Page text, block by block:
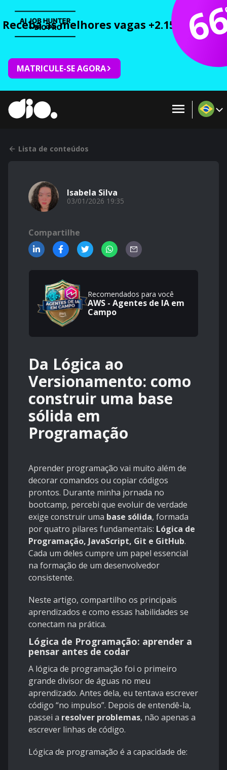
Receba as melhores vagas +2.150 cursos
MATRICULE-SE AGORA
Lista de conteúdos
Isabela Silva
03/01/2026 19:35
Compartilhe
Recomendados para você
AWS - Agentes de IA em
Campo
Da Lógica ao
Versionamento: como
construir uma base
sólida em
Programação
Aprender programação vai muito além de
decorar comandos ou copiar códigos
prontos. Durante minha jornada no
bootcamp, percebi que evoluir de verdade
exige construir uma base sólida, formada
por quatro pilares fundamentais: Lógica de
Programação, JavaScript, Git e GitHub.
Cada um deles cumpre um papel essencial
na formação de um desenvolvedor
consistente.
Neste artigo, compartilho os principais
aprendizados e como essas habilidades se
conectam na prática.
Lógica de Programação: aprender a
pensar antes de codar
A lógica de programação foi o primeiro
grande divisor de águas no meu
aprendizado. Antes dela, eu tentava escrever
código “no impulso”. Depois de entendê-la,
passei a resolver problemas, não apenas a
escrever linhas de código.
Lógica de programação é a capacidade de: